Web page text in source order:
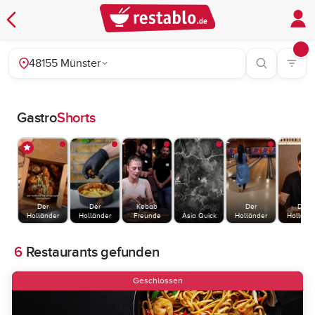
48155 Münster
GastroShorts
Der
Holländer
Der
Holländer
Kebab
Freunde
Asia Quick
Der
Holländer
Der
6Restaurants gefunden
Geschlossen